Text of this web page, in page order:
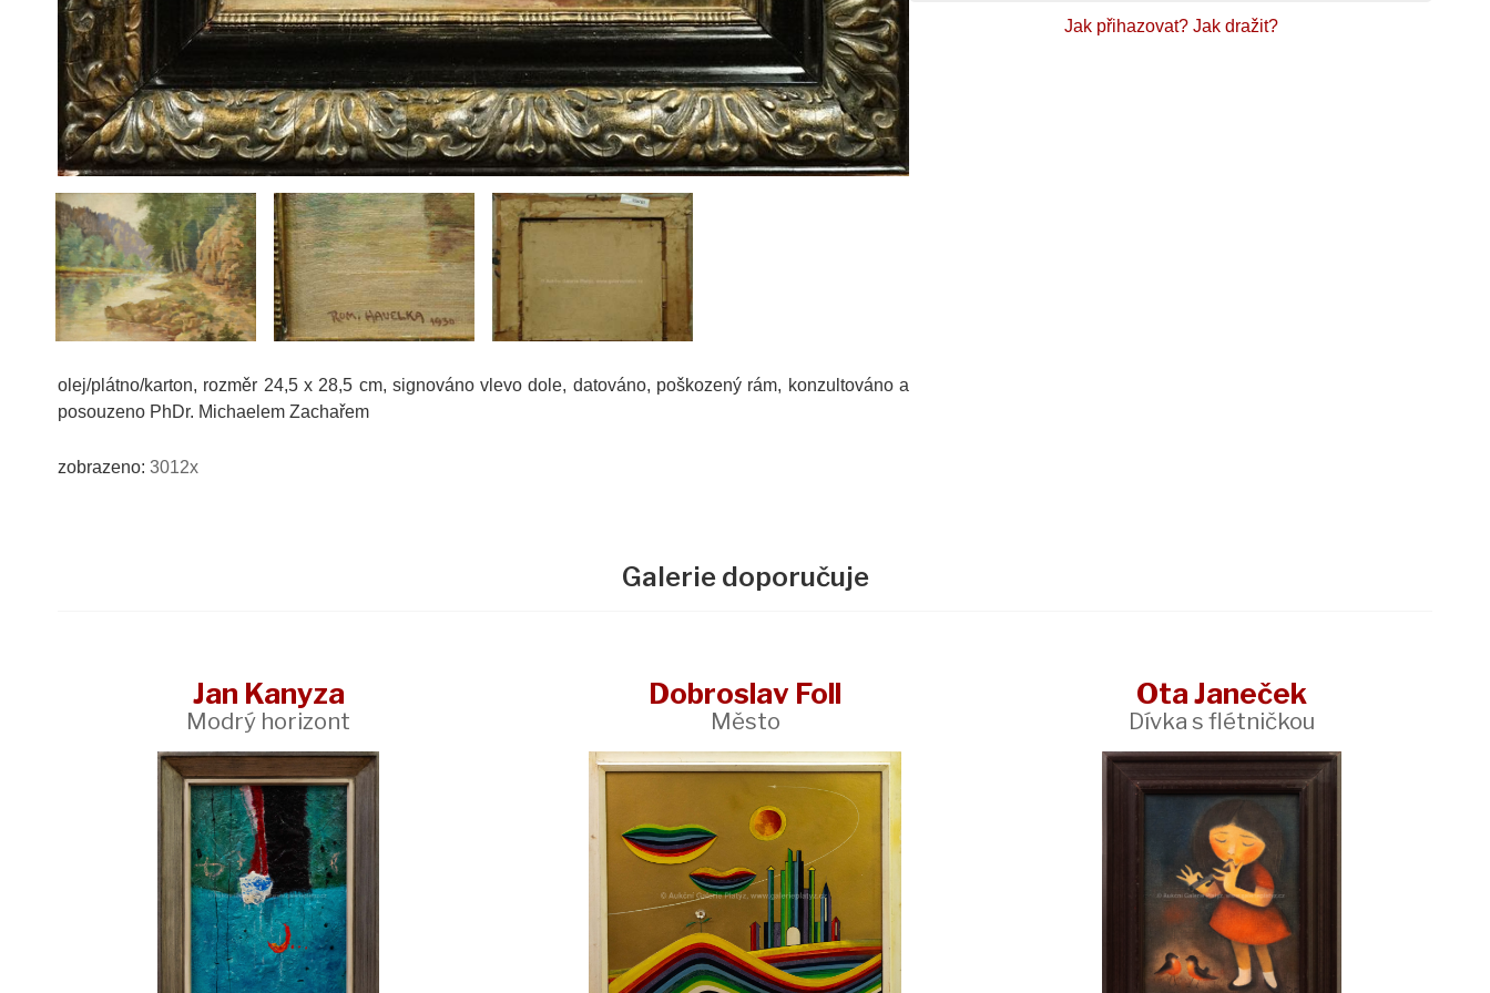
olej/plátno/karton, rozměr 24,5 x 28,5 cm, signováno vlevo dole, datováno, poškozený rám, konzultováno a
posouzeno PhDr. Michaelem Zachařem
zobrazeno: 3012x
Jak přihazovat? Jak dražit?
Galerie doporučuje
Jan Kanyza
Modrý horizont
Dobroslav Foll
Město
Ota Janeček
Dívka s flétničkou